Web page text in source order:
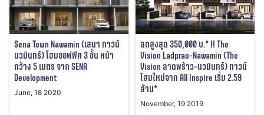
Sena Town Nawamin (เสนา ทาวน์
นวมินทร์) โฮมออฟฟิศ 3 ชั้น หน้า
กว้าง 5 เมตร จาก SENA
Development
June, 18 2020
ลดสูงสุด 350,000 บ.* !! The
Vision Ladprao-Nawamin (The
Vision ลาดพร้าว-นวมินทร์) ทาวน์
โฮมใหม่จาก All Inspire เริ่ม 2.59
ล้าน*
November, 19 2019